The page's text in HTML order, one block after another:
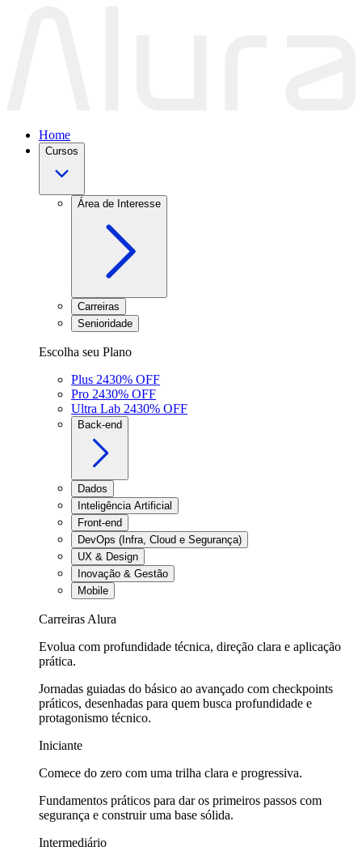
Home
Cursos
Área de Interesse
Carreiras
Senioridade
Escolha seu Plano
Plus 2430% OFF
Pro 2430% OFF
Ultra Lab 2430% OFF
Back-end
Dados
Inteligência Artificial
Front-end
DevOps (Infra, Cloud e Segurança)
UX & Design
Inovação & Gestão
Mobile
Carreiras Alura
Evolua com profundidade técnica, direção clara e aplicação
prática.
Jornadas guiadas do básico ao avançado com checkpoints
práticos, desenhadas para quem busca profundidade e
protagonismo técnico.
Iniciante
Comece do zero com uma trilha clara e progressiva.
Fundamentos práticos para dar os primeiros passos com
segurança e construir uma base sólida.
Intermediário